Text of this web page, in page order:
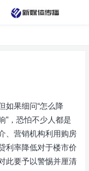
如果细问“怎么降
”，恐怕不少人都是
、营销机构利用购房
利率降低对于楼市价
此要予以警惕并厘清